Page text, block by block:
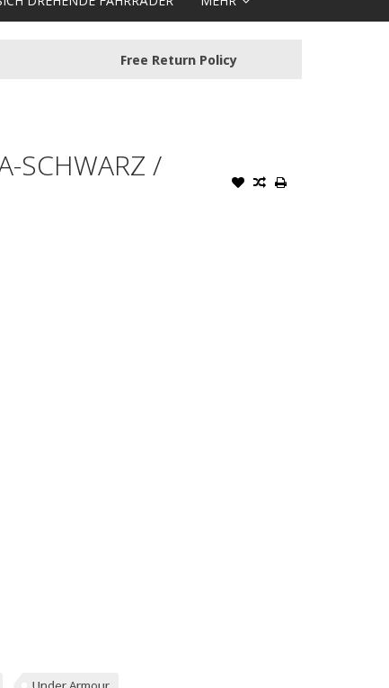
Free Return Policy
SCHWARZ /